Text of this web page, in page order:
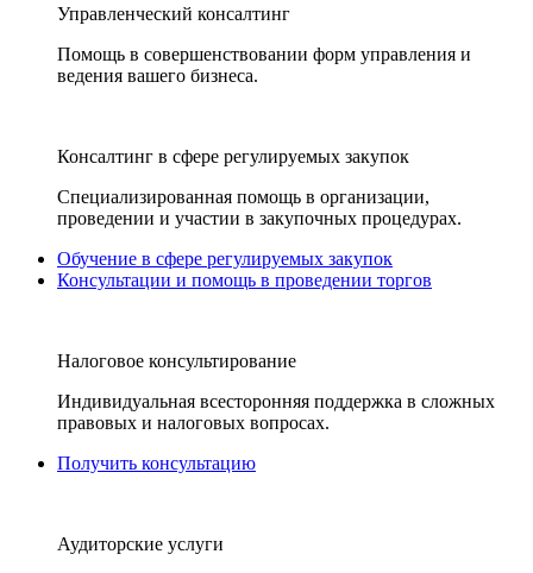
Управленческий консалтинг
Помощь в совершенствовании форм управления и
ведения вашего бизнеса.
Консалтинг в сфере регулируемых закупок
Специализированная помощь в организации,
проведении и участии в закупочных процедурах.
Обучение в сфере регулируемых закупок
Консультации и помощь в проведении торгов
Налоговое консультирование
Индивидуальная всесторонняя поддержка в сложных
правовых и налоговых вопросах.
Получить консультацию
Аудиторские услуги